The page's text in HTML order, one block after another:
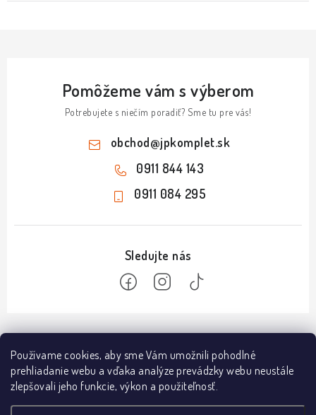
Používame cookies, aby sme Vám umožnili pohodlné
prehliadanie webu a vďaka analýze prevádzky webu neustále
zlepšovali jeho funkcie, výkon a použiteľnosť.
Pomôžeme vám s výberom
Potrebujete s niečím poradiť? Sme tu pre vás!
obchod@jpkomplet.sk
0911 844 143
0911 084 295
Z
á
Informácie
Doprava a platba
Predajňa NÁMESTOVO